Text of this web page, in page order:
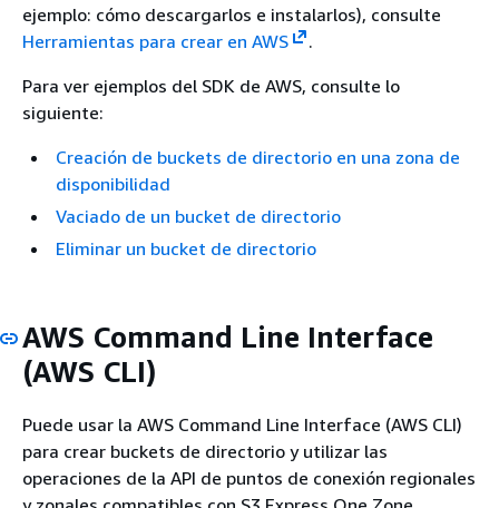
ejemplo: cómo descargarlos e instalarlos), consulte
Herramientas para crear en AWS
.
Para ver ejemplos del SDK de AWS, consulte lo
siguiente:
Creación de buckets de directorio en una zona de
disponibilidad
Vaciado de un bucket de directorio
Eliminar un bucket de directorio
AWS Command Line Interface
(AWS CLI)
Puede usar la AWS Command Line Interface (AWS CLI)
para crear buckets de directorio y utilizar las
operaciones de la API de puntos de conexión regionales